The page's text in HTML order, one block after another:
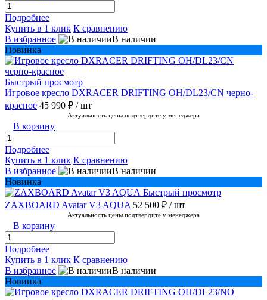
Подробнее
Купить в 1 клик К сравнению
В избранное
В наличии
Новинка
Быстрый просмотр
Игровое кресло DXRACER DRIFTING OH/DL23/CN черно-
красное 45 990 ₽ / шт
Актуальность цены подтвердите у менеджера
В корзину
Подробнее
Купить в 1 клик К сравнению
В избранное
В наличии
Новинка
Быстрый просмотр
ZAXBOARD Avatar V3 AQUA 52 500 ₽ / шт
Актуальность цены подтвердите у менеджера
В корзину
Подробнее
Купить в 1 клик К сравнению
В избранное
В наличии
Новинка